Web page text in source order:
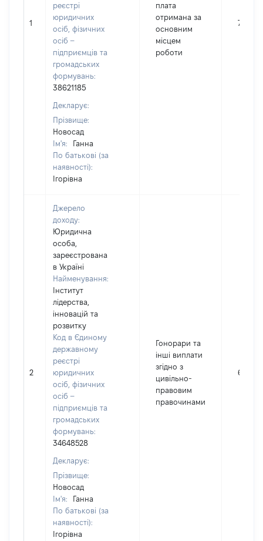
1
реєстрі
юридичних
осіб, фізичних
осіб –
підприємців та
громадських
формувань:
38621185
Декларує:
Прізвище:
Новосад
Ім'я:
Ганна
По батькові (за
наявності):
Ігорівна
плата
отримана за
основним
місцем
роботи
746694
2
Джерело
доходу:
Юридична
особа,
зареєстрована
в Україні
Найменування:
Інститут
лідерства,
інновацій та
розвитку
Код в Єдиному
державному
реєстрі
юридичних
осіб, фізичних
осіб –
підприємців та
громадських
формувань:
34648528
Декларує:
Прізвище:
Новосад
Ім'я:
Ганна
По батькові (за
наявності):
Ігорівна
Гонорари та
інші виплати
згідно з
цивільно-
правовим
правочинами
6913